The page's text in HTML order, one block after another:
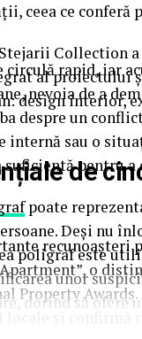
ceea ce
Collection
al proiectului
design interior,
de
o
Property
rapid, iar
nevoia de a
despre un
internă sau o
pentru a
poate
Deși nu
poligraf este
unor
dorind să ofere